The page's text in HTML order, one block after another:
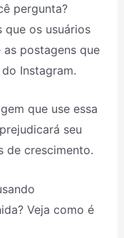
pergunta?
que os usuários
postagens que
Instagram.
que use essa
seu
de crescimento.
Veja como é